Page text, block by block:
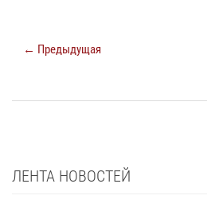
← Предыдущая
ЛЕНТА НОВОСТЕЙ